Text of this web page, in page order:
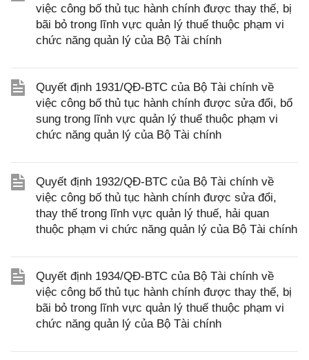
việc công bố thủ tục hành chính được thay thế, bị
bãi bỏ trong lĩnh vực quản lý thuế thuộc phạm vi
chức năng quản lý của Bộ Tài chính
Quyết định 1931/QĐ-BTC của Bộ Tài chính về
việc công bố thủ tục hành chính được sửa đổi, bổ
sung trong lĩnh vực quản lý thuế thuộc phạm vi
chức năng quản lý của Bộ Tài chính
Quyết định 1932/QĐ-BTC của Bộ Tài chính về
việc công bố thủ tục hành chính được sửa đổi,
thay thế trong lĩnh vực quản lý thuế, hải quan
thuộc phạm vi chức năng quản lý của Bộ Tài chính
Quyết định 1934/QĐ-BTC của Bộ Tài chính về
việc công bố thủ tục hành chính được thay thế, bị
bãi bỏ trong lĩnh vực quản lý thuế thuộc phạm vi
chức năng quản lý của Bộ Tài chính